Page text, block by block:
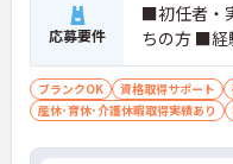
応募要件
■初任者・
ちの方 ■経
ブランクOK 資格取得サポート
産休･育休･介護休暇取得実績あり